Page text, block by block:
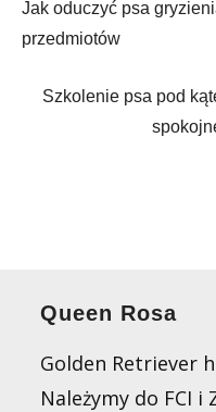
articles
Jak oduczyć psa
przedmiotów
Szkolenie psa pod
Queen Rosa
Golden Retriever
Należymy do FCI i